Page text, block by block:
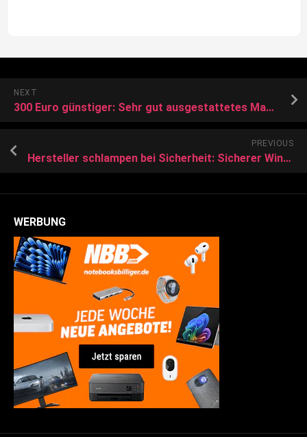
NEXT
300 Euro günstiger: Sehr gut ausgestattetes MacBook Air
PREVIOUS
Hersteller schlampen bei Sicherheit: Sicherer Windows-Start lässt sich umgehen
WERBUNG